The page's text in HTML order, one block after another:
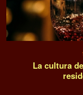
La cultura